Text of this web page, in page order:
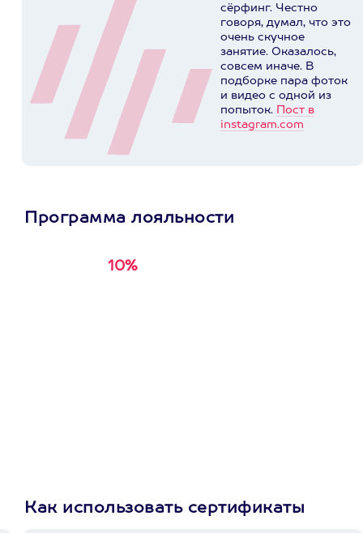
сёрфинг. Честно
говоря, думал, что это
очень скучное
занятие. Оказалось,
совсем иначе. В
подборке пара фоток
и видео с одной из
попыток. Пост в
instagram.com
Программа лояльности
10%
Как использовать сертификаты